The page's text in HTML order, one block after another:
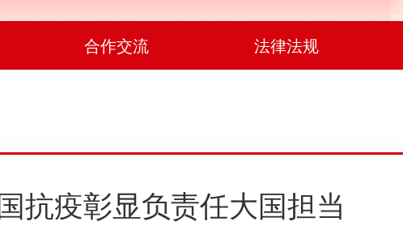
合作交流 法律法规
抗疫彰显负责任大国担当